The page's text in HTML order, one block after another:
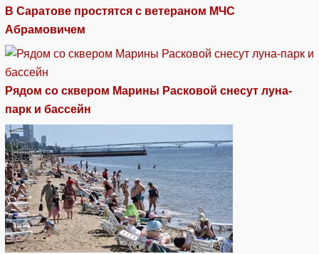
В Саратове простятся с ветераном МЧС
Абрамовичем
Рядом со сквером Марины Расковой снесут луна-
парк и бассейн